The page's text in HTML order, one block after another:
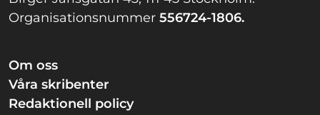
Organisationsnummer 556724-1806.
Om oss
Våra skribenter
Redaktionell policy